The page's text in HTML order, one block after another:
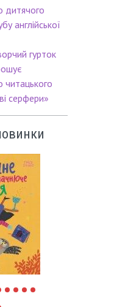
дитячого
англійської
гурток
серфери»